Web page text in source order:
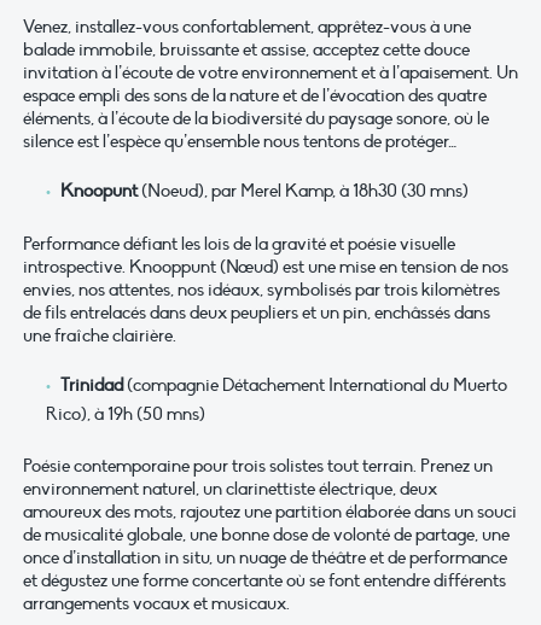
Venez, installez-vous confortablement, apprêtez-vous à une
balade immobile, bruissante et assise, acceptez cette douce
invitation à l’écoute de votre environnement et à l’apaisement. Un
espace empli des sons de la nature et de l’évocation des quatre
éléments, à l’écoute de la biodiversité du paysage sonore, où le
silence est l’espèce qu’ensemble nous tentons de protéger…
Knoopunt(Noeud), par Merel Kamp, à 18h30 (30 mns)
Performance défiant les lois de la gravité et poésie visuelle
introspective. Knooppunt (Nœud) est une mise en tension de nos
envies, nos attentes, nos idéaux, symbolisés par trois kilomètres
de fils entrelacés dans deux peupliers et un pin, enchâssés dans
une fraîche clairière.
Trinidad(compagnie Détachement International du Muerto
Rico), à 19h (50 mns)
Poésie contemporaine pour trois solistes tout terrain. Prenez un
environnement naturel, un clarinettiste électrique, deux
amoureux des mots, rajoutez une partition élaborée dans un souci
de musicalité globale, une bonne dose de volonté de partage, une
once d’installation in situ, un nuage de théâtre et de performance
et dégustez une forme concertante où se font entendre différents
arrangements vocaux et musicaux.